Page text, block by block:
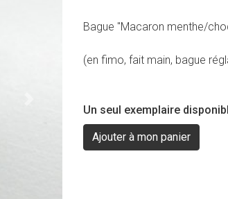
Bague "Macaron menthe/
(en fimo, fait main, bague
Un seul exemplaire